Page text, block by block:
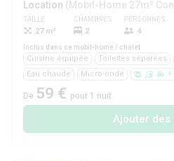
Location
TAILLE
27 m²
CHAMBRES
2
PERSONNES
4
Inclus dans ce mobil-home / chalet
Cuisine équipée Toilettes séparées
Eau chaude
Micro-onde +
De 59 € pour 1 nuit
Ajouter des